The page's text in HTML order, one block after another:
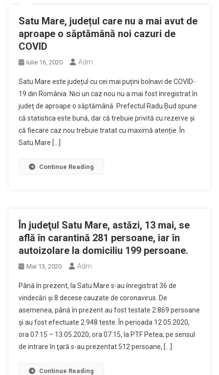
Satu Mare, județul care nu a mai avut de
aproape o săptămână noi cazuri de
COVID
Iulie 16, 2020 Adm
Satu Mare este județul cu cei mai puțini bolnavi de COVID-
19 din România. Nici un caz nou nu a mai fost înregistrat în
județ de aproape o săptămână. Prefectul Radu Bud spune
că statistica este bună, dar că trebuie privită cu rezerve și
că fiecare caz nou trebuie tratat cu maximă atenție. În
Satu Mare […]
Continue Reading
În judeţul Satu Mare, astăzi, 13 mai, se
află în carantină 281 persoane, iar în
autoizolare la domiciliu 199 persoane.
Mai 13, 2020 Adm
Până în prezent, la Satu Mare s-au înregistrat 36 de
vindecări şi 8 decese cauzate de coronavirus. De
asemenea, până în prezent au fost testate 2.869 persoane
şi au fost efectuate 2.948 teste. În perioada 12.05.2020,
ora 07:15 – 13.05.2020, ora 07:15, la PTF Petea, pe sensul
de intrare în ţară s-au prezentat 512 persoane, […]
Continue Reading